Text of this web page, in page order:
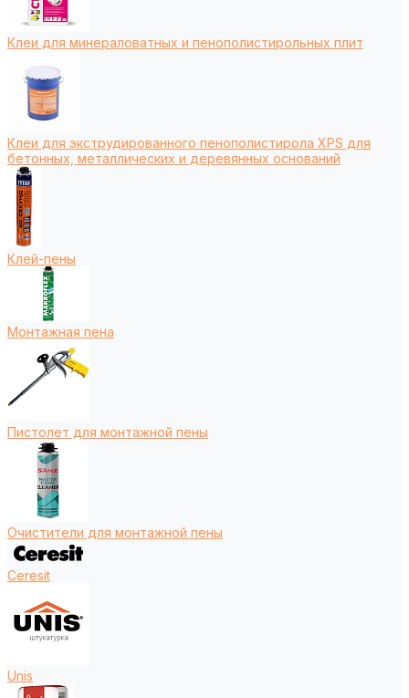
Клеи для минераловатных и пенополистирольных плит
Клеи для экструдированного пенополистирола XPS для
бетонных, металлических и деревянных оснований
Клей-пены
Монтажная пена
Пистолет для монтажной пены
Очистители для монтажной пены
Ceresit
Unis